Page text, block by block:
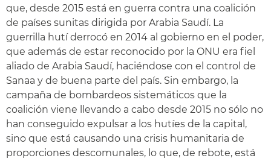
que, desde 2015 está en guerra contra una coalición
de países sunitas dirigida por Arabia Saudí. La
guerrilla hutí derrocó en 2014 al gobierno en el poder,
que además de estar reconocido por la ONU era fiel
aliado de Arabia Saudí, haciéndose con el control de
Sanaa y de buena parte del país. Sin embargo, la
campaña de bombardeos sistemáticos que la
coalición viene llevando a cabo desde 2015 no sólo no
han conseguido expulsar a los hutíes de la capital,
sino que está causando una crisis humanitaria de
proporciones descomunales, lo que, de rebote, está